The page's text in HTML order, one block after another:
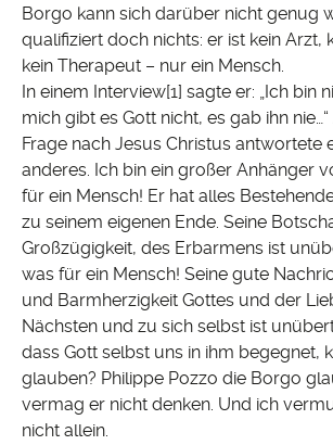
Borgo kann sich darüber nicht genug
qualifiziert doch nichts: er ist kein Arzt,
kein Therapeut – nur ein Mensch.
In einem Interview[1] sagte er: „Ich bin
mich gibt es Gott nicht, es gab ihn
Frage nach Jesus Christus antwortete
anderes. Ich bin ein großer Anhänger
für ein Mensch! Er hat alles
zu seinem eigenen Ende. Seine
Großzügigkeit, des Erbarmens ist
was für ein Mensch! Seine gute
und Barmherzigkeit Gottes und der
Nächsten und zu sich selbst ist
dass Gott selbst uns in ihm begegnet,
glauben? Philippe Pozzo die Borgo
vermag er nicht denken. Und ich
nicht allein.